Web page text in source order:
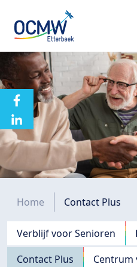
Kruimelpad
Home Contact Plus
Navigation principale
Verblijf voor Senioren
Contact Plus
Centrum